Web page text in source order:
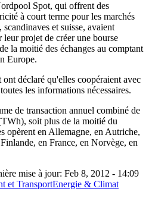
Spot, qui offrent des
à court terme pour les marchés
et suisse, avaient
leur projet de créer une bourse
la moitié des échanges au comptant
Europe.
déclaré qu'elles coopéraient avec
les informations nécessaires.
de transaction annuel combiné de
soit plus de la moitié du
opèrent en Allemagne, en Autriche,
en France, en Norvège, en
mise à jour: Feb 8, 2012 - 14:09
et TransportEnergie & Climat